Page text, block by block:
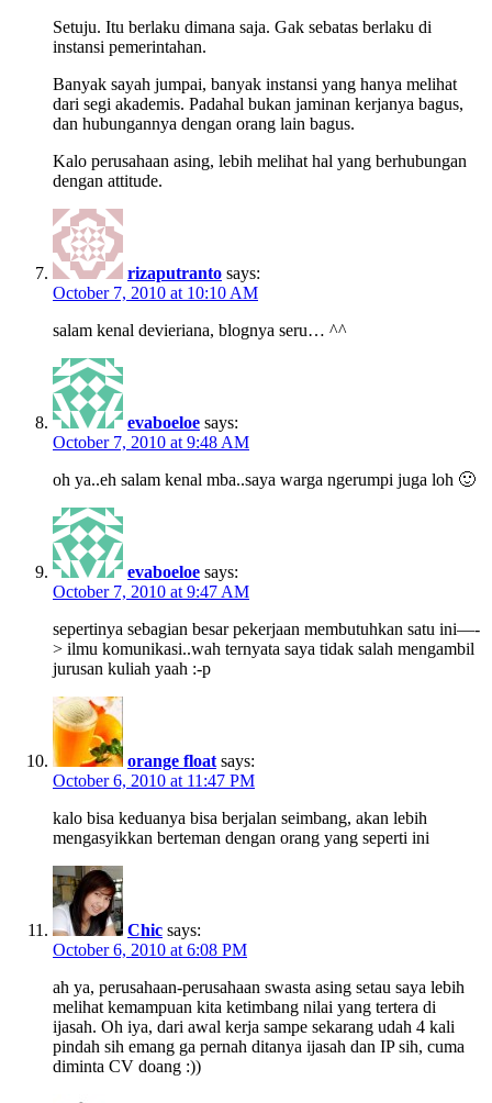
Setuju. Itu berlaku dimana saja. Gak sebatas berlaku di
instansi pemerintahan.
Banyak sayah jumpai, banyak instansi yang hanya melihat
dari segi akademis. Padahal bukan jaminan kerjanya bagus,
dan hubungannya dengan orang lain bagus.
Kalo perusahaan asing, lebih melihat hal yang berhubungan
dengan attitude.
rizaputranto says:
October 7, 2010 at 10:10 AM
salam kenal devieriana, blognya seru… ^^
evaboeloe says:
October 7, 2010 at 9:48 AM
oh ya..eh salam kenal mba..saya warga ngerumpi juga loh 🙂
evaboeloe says:
October 7, 2010 at 9:47 AM
sepertinya sebagian besar pekerjaan membutuhkan satu ini—-
> ilmu komunikasi..wah ternyata saya tidak salah mengambil
jurusan kuliah yaah :-p
orange float says:
October 6, 2010 at 11:47 PM
kalo bisa keduanya bisa berjalan seimbang, akan lebih
mengasyikkan berteman dengan orang yang seperti ini
Chic says:
October 6, 2010 at 6:08 PM
ah ya, perusahaan-perusahaan swasta asing setau saya lebih
melihat kemampuan kita ketimbang nilai yang tertera di
ijasah. Oh iya, dari awal kerja sampe sekarang udah 4 kali
pindah sih emang ga pernah ditanya ijasah dan IP sih, cuma
diminta CV doang :))